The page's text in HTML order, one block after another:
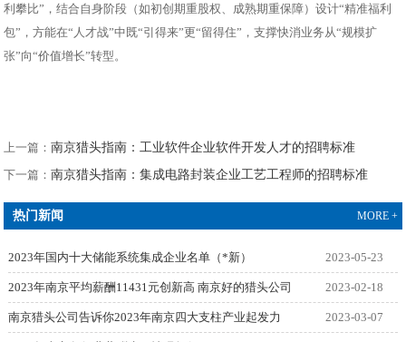
利攀比”，结合自身阶段（如初创期重股权、成熟期重保障）设计“精准福利
包”，方能在“人才战”中既“引得来”更“留得住”，支撑快消业务从“规模扩
张”向“价值增长”转型。
上一篇：南京猎头指南：工业软件企业软件开发人才的招聘标准
下一篇：南京猎头指南：集成电路封装企业工艺工程师的招聘标准
热门新闻 MORE +
2023年国内十大储能系统集成企业名单（*新） 2023-05-23
2023年南京平均薪酬11431元创新高 南京好的猎头公司 2023-02-18
南京猎头公司告诉你2023年南京四大支柱产业起发力 2023-03-07